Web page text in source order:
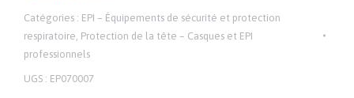
Catégories : EPI – Équipements de sécurité et protection
respiratoire Protection de la tête – Casques et EPI
professionnels
UGS : EP070007